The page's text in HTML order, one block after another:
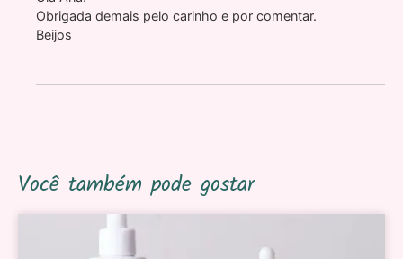
Obrigada demais pelo carinho e por comentar.
Beijos
Você também pode gostar